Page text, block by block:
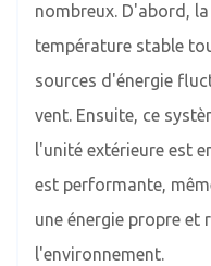
nombreux. D'abord,
température stable
sources d'énergie
vent. Ensuite, ce
l'unité extérieure est
est performante,
une énergie propre et
l'environnement.